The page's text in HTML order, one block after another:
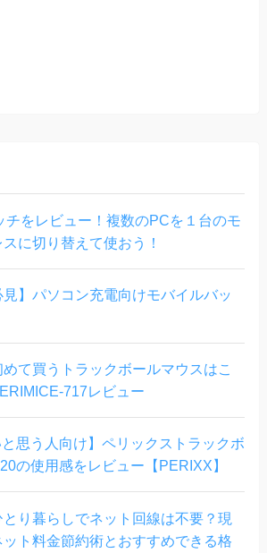
チをレビュー！複数のPCを１台のモ
に切り替えて使おう！
見】パソコン充電向けモバイルバッ
めて買うトラックボールマウスはこ
717レビュー
と思う人向け】ペリックストラックボ
の使用感をレビュー【PERIXX】
とり暮らしでネット回線は不要？現
ト料金節約術とおすすめできる格